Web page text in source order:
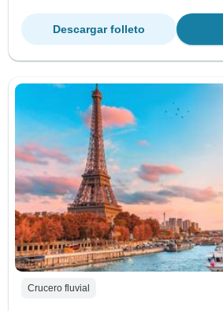
Descargar folleto
Crucero fluvial